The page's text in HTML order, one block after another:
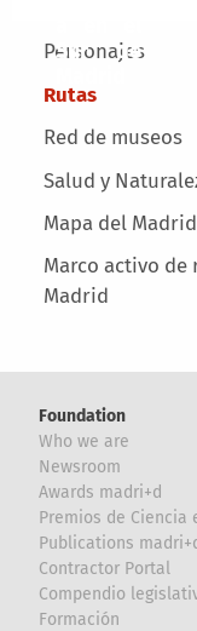
Main menu
Personajes
Rutas
Red de museos
Salud y
Mapa del
Marco activo
Madrid
Sur de
Foundation
Who we are
Newsroom
Awards madri+d
Premios de Ciencia
Publications
Contractor Portal
Compendio
Formación